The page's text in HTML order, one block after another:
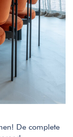
De complete